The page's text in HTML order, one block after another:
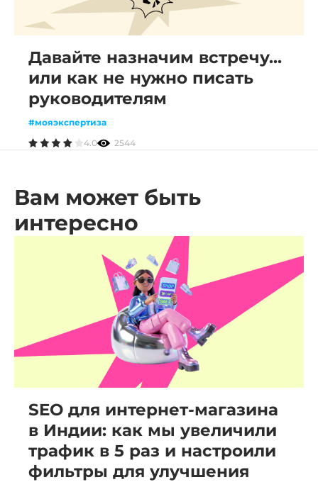
Давайте назначим встречу...
или как не нужно писать
руководителям
#мояэкспертиза
4.0
2544
Вам может быть
интересно
SEO для интернет-магазина
в Индии: как мы увеличили
трафик в 5 раз и настроили
фильтры для улучшения